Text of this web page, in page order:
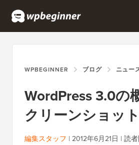
WPBEGINNER ブログ ニュー
WordPress 3.0の
クリーンショット
編集スタッフ | 2012年6月21日 | 読